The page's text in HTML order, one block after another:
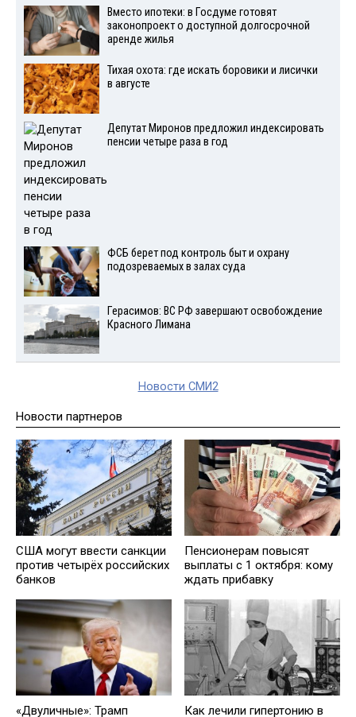
Вместо ипотеки: в Госдуме готовят
законопроект о доступной долгосрочной
аренде жилья
Тихая охота: где искать боровики и лисички
в августе
Депутат Миронов предложил индексировать
пенсии четыре раза в год
ФСБ берет под контроль быт и охрану
подозреваемых в залах суда
Герасимов: ВС РФ завершают освобождение
Красного Лимана
Новости СМИ2
Новости партнеров
США могут ввести санкции
против четырёх российских
банков
Пенсионерам повысят
выплаты с 1 октября: кому
ждать прибавку
«Двуличные»: Трамп
Как лечили гипертонию в